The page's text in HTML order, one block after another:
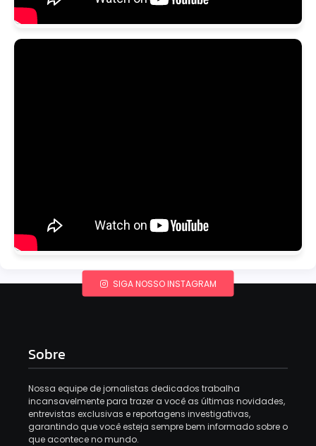
SIGA NOSSO INSTAGRAM
Sobre
Nossa equipe de jornalistas dedicados trabalha
incansavelmente para trazer a você as últimas novidades,
entrevistas exclusivas e reportagens investigativas,
garantindo que você esteja sempre bem informado sobre o
que acontece no mundo.